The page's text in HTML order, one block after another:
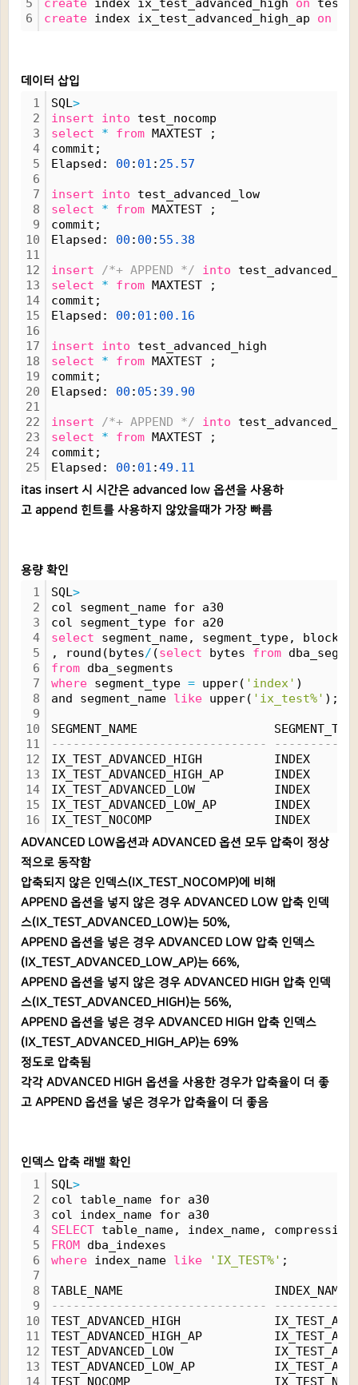
5
6
create index ix_test_advanced_high on
create index ix_test_advanced_high_ap on
데이터 삽입
1
2
3
4
5
6
7
8
9
10
11
12
13
14
15
16
17
18
19
20
21
22
23
24
25
SQL>
insert
into test_nocomp
select
* from MAXTEST ;
commit;
Elapsed: 00 : 01 : 25. 57
insert into test_advanced_low
select
* from MAXTEST ;
commit;
Elapsed: 00 : 00 : 55. 38
insert /*+ APPEND */ into
select
* from MAXTEST ;
commit;
Elapsed: 00 : 01 : 00. 16
insert into test_advanced_high
select
* from MAXTEST ;
commit;
Elapsed: 00 : 05 : 39. 90
insert /*+ APPEND */ into
select
* from MAXTEST ;
commit;
Elapsed: 00 : 01 :49. 11
itas insert 시 시간은 advanced low 옵션을 사용하
고 append 힌트를 사용하지 않았을때가 가장 빠름
용량 확인
1
2
3
4
5
6
7
8
9
10
11
12
13
14
15
16
SQL>
col segment_name for a30
col segment_type for a20
select segment_name, segment_type, blocks,
, round(bytes/ (select bytes from
from dba_segments
where segment_type = upper( 'index' )
and segment_name like upper( 'ix_test%' );
SEGMENT_NAME
------------------------------
IX_TEST_ADVANCED_HIGH
IX_TEST_ADVANCED_HIGH_AP
IX_TEST_ADVANCED_LOW
IX_TEST_ADVANCED_LOW_AP
IX_TEST_NOCOMP
ADVANCED LOW옵션과 ADVANCED 옵션 모두 압축이 정상
적으로 동작함
압축되지 않은 인덱스(IX_TEST_NOCOMP)에 비해
APPEND 옵션을 넣지 않은 경우 ADVANCED LOW 압축 인덱
스(IX_TEST_ADVANCED_LOW)는 50%,
APPEND 옵션을 넣은 경우 ADVANCED LOW 압축 인덱스
(IX_TEST_ADVANCED_LOW_AP)는 66%,
APPEND 옵션을 넣지 않은 경우 ADVANCED HIGH 압축 인덱
스(IX_TEST_ADVANCED_HIGH)는 56%,
APPEND 옵션을 넣은 경우 ADVANCED HIGH 압축 인덱스
(IX_TEST_ADVANCED_HIGH_AP)는 69%
정도로 압축됨
각각 ADVANCED HIGH 옵션을 사용한 경우가 압축율이 더 좋
고 APPEND 옵션을 넣은 경우가 압축율이 더 좋음
인덱스 압축 래밸 확인
1
2
3
4
5
6
7
8
9
10
11
12
13
14
SQL>
col table_name for a30
col index_name for a30
SELECT table_name, index_name, compression
FROM dba_indexes
where index_name like 'IX_TEST%' ;
TABLE_NAME                     INDEX_NAME
------------------------------
TEST_ADVANCED_HIGH
TEST_ADVANCED_HIGH_AP
TEST_ADVANCED_LOW
TEST_ADVANCED_LOW_AP
TEST_NOCOMP